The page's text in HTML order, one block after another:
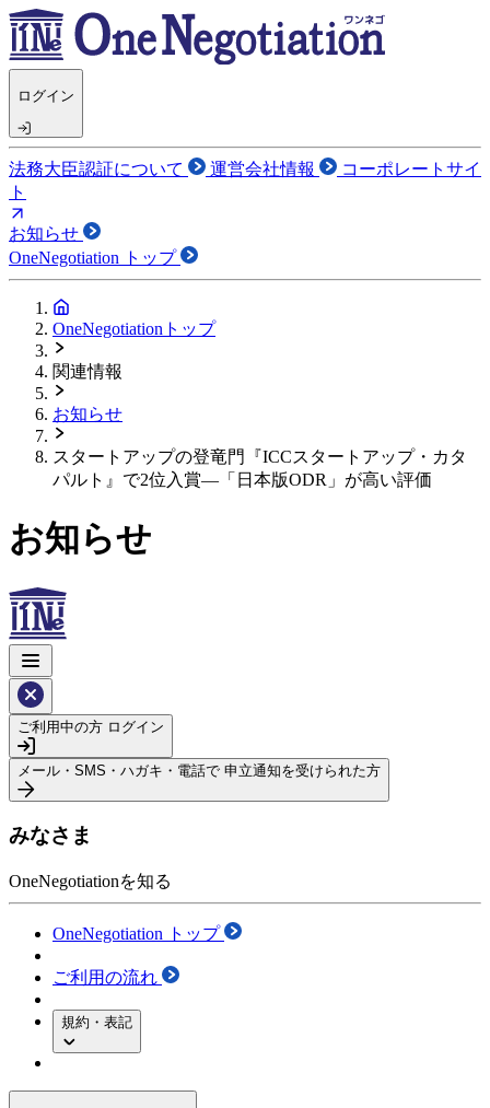
ログイン
法務大臣認証について 運営会社情報
コーポレートサイ
ト
お知らせ
OneNegotiation トップ
OneNegotiationトップ
関連情報
お知らせ
スタートアップの登竜門『ICCスタートアップ・カタ
パルト』で2位入賞—「日本版ODR」が高い評価
お知らせ
ご利用中の方 ログイン
メール・SMS・ハガキ・電話で 申立通知を受けられた方
みなさま
OneNegotiationを知る
OneNegotiation トップ
ご利用の流れ
規約・表記